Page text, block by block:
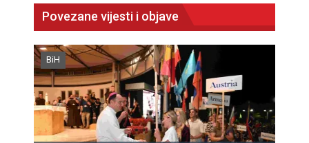
Povezane vijesti i objave
BiH